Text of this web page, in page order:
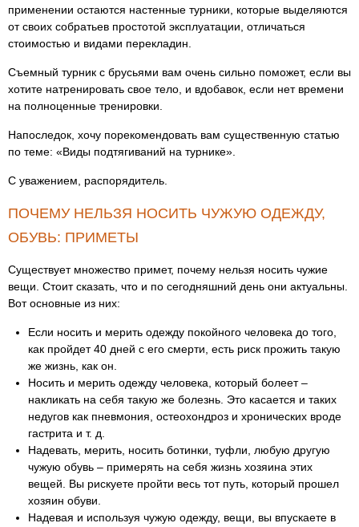
применении остаются настенные турники, которые выделяются
от своих собратьев простотой эксплуатации, отличаться
стоимостью и видами перекладин.
Съемный турник с брусьями вам очень сильно поможет, если вы
хотите натренировать свое тело, и вдобавок, если нет времени
на полноценные тренировки.
Напоследок, хочу порекомендовать вам существенную статью
по теме: «Виды подтягиваний на турнике».
C уважением, распорядитель.
ПОЧЕМУ НЕЛЬЗЯ НОСИТЬ ЧУЖУЮ ОДЕЖДУ,
ОБУВЬ: ПРИМЕТЫ
Существует множество примет, почему нельзя носить чужие
вещи. Стоит сказать, что и по сегодняшний день они актуальны.
Вот основные из них:
Если носить и мерить одежду покойного человека до того,
как пройдет 40 дней с его смерти, есть риск прожить такую
же жизнь, как он.
Носить и мерить одежду человека, который болеет –
накликать на себя такую же болезнь. Это касается и таких
недугов как пневмония, остеохондроз и хронических вроде
гастрита и т. д.
Надевать, мерить, носить ботинки, туфли, любую другую
чужую обувь – примерять на себя жизнь хозяина этих
вещей. Вы рискуете пройти весь тот путь, который прошел
хозяин обуви.
Надевая и используя чужую одежду, вещи, вы впускаете в